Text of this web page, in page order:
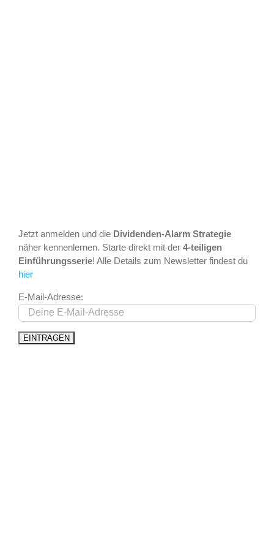
Jetzt anmelden und die Dividenden-Alarm Strategie
näher kennenlernen. Starte direkt mit der 4-teiligen
Einführungsserie! Alle Details zum Newsletter findest du
hier
E-Mail-Adresse: